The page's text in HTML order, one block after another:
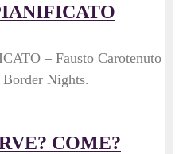
– Fausto Carotenuto
Nights.
COME?